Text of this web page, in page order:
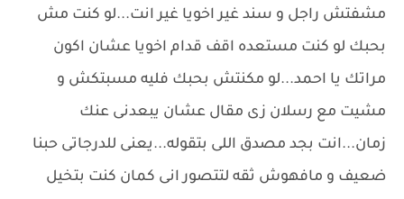
مشفتش راجل و سند غير اخويا غير انت...لو كنت مش
بحبك لو كنت مستعده اقف قدام اخويا عشان اكون
مراتك يا احمد...لو مكنتش بحبك فليه مسبتكش و
مشيت مع رسلان زى مقال عشان يبعدنى عنك
زمان...انت بجد مصدق اللى بتقوله...يعنى للدرجاتى حبنا
ضعيف و مافهوش ثقه لتتصور انى كمان كنت بتخيل